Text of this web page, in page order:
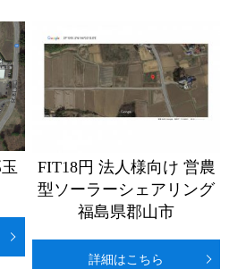
FIT18円 法人様向け 営農
型ソーラーシェアリング
福島県郡山市
詳細はこちら